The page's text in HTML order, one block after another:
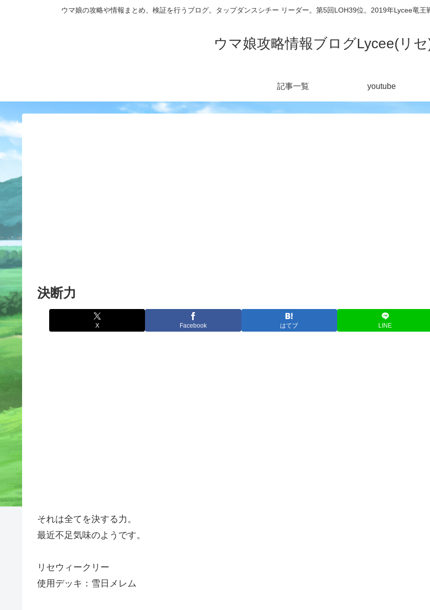
ウマ娘の攻略や情報まとめ、検証を行うブログ。タップダンスシチー リーダー。第5回LOH39位。2019年Lycee竜
ウマ娘攻略情報ブログLycee(リ
記事一覧 youtube
決断力
X Facebook はてブ LINE
それは全てを決する力。
最近不足気味のようです。
リセウィークリー
使用デッキ：雪日メレム